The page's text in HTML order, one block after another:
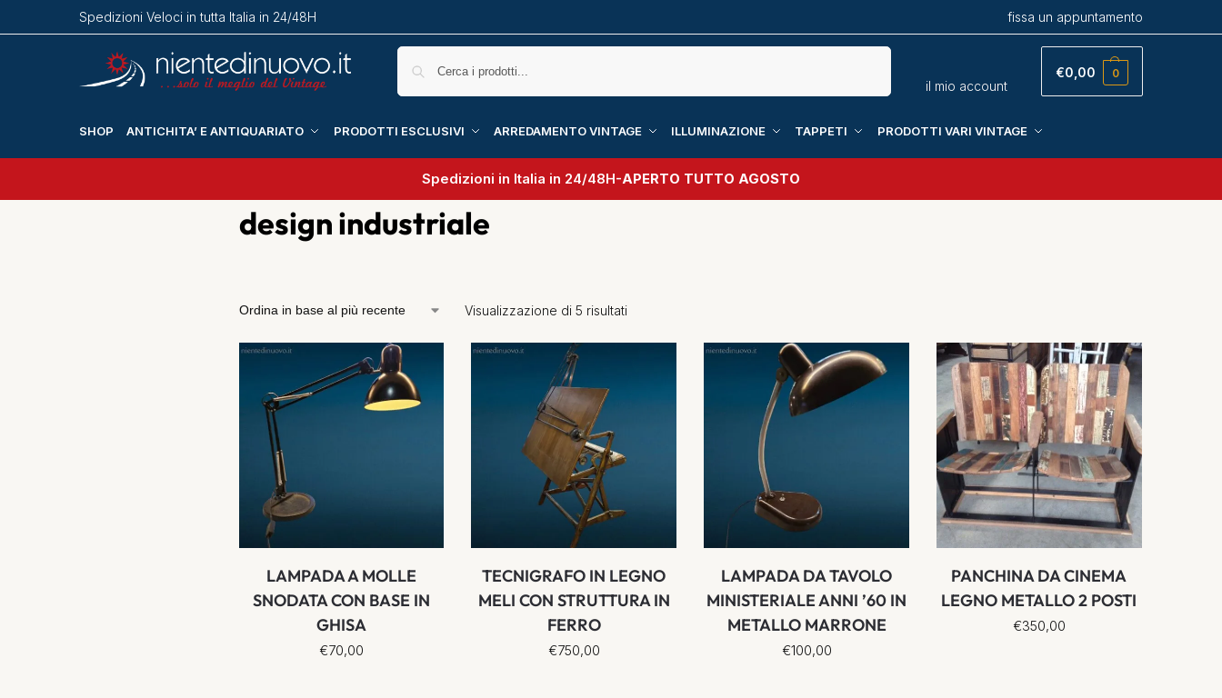
Spedizioni Veloci in tutta Italia in 24/48H fissa un appuntamento
il mio account
€0,00 0
SHOP ANTICHITA’ E ANTIQUARIATO PRODOTTI ESCLUSIVI ARREDAMENTO VINTAGE ILLUMINAZIONE TAPPETI PRODOTTI VARI VINTAGE
Spedizioni in Italia in 24/48H-APERTO TUTTO AGOSTO
design industriale
Visualizzazione di 5 risultati
LAMPADA A MOLLE
SNODATA CON BASE IN
GHISA
€70,00
TECNIGRAFO IN LEGNO
MELI CON STRUTTURA IN
FERRO
€750,00
LAMPADA DA TAVOLO
MINISTERIALE ANNI ’60 IN
METALLO MARRONE
€100,00
PANCHINA DA CINEMA
LEGNO METALLO 2 POSTI
€350,00